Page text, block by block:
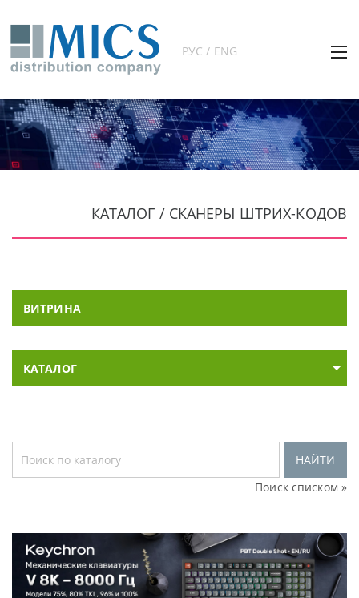
РУС / ENG
КАТАЛОГ / СКАНЕРЫ ШТРИХ-КОДОВ
ВИТРИНА
КАТАЛОГ
НАЙТИ
Поиск списком »